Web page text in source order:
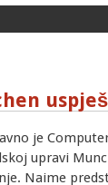
je
upravi
Naime